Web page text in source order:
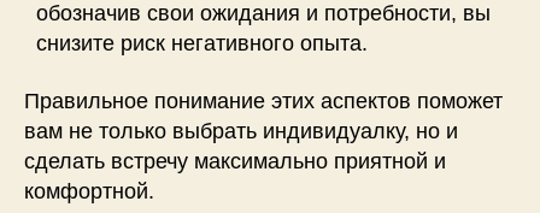
обозначив свои ожидания и потребности, вы
снизите риск негативного опыта.
Правильное понимание этих аспектов поможет
вам не только выбрать индивидуалку, но и
сделать встречу максимально приятной и
комфортной.